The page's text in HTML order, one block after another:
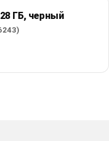
ГБ, черный